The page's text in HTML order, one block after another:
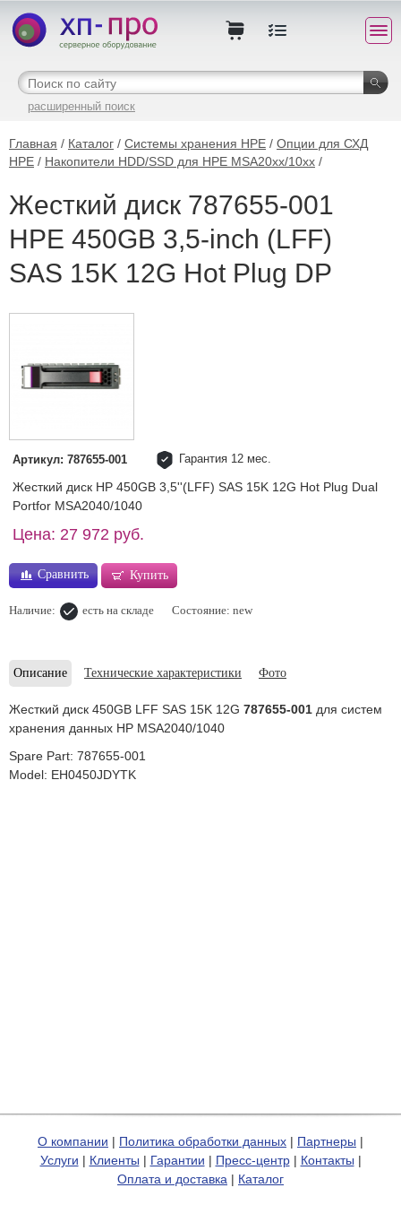
расширенный поиск
Главная / Каталог / Системы хранения HPE / Опции для СХД
HPE / Накопители HDD/SSD для HPE MSA20xx/10xx /
Жесткий диск 787655-001
HPE 450GB 3,5-inch (LFF)
SAS 15K 12G Hot Plug DP
Артикул: 787655-001 Гарантия 12 мес.
Жесткий диск HP 450GB 3,5''(LFF) SAS 15K 12G Hot Plug Dual
Portfor MSA2040/1040
Цена: 27 972 руб.
Сравнить Купить
Наличие: есть на складе Состояние: new
Описание Технические характеристики Фото
Жесткий диск 450GB LFF SAS 15K 12G 787655-001 для систем
хранения данных HP MSA2040/1040
Spare Part: 787655-001
Model: EH0450JDYTK
О компании | Политика обработки данных | Партнеры |
Услуги | Клиенты | Гарантии | Пресс-центр| Контакты |
Оплата и доставка | Каталог